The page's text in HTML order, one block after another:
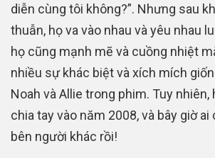
diễn cùng tôi không?”. Nhưng sau
thuẫn, họ va vào nhau và yêu nhau
họ cũng mạnh mẽ và cuồng nhiệt
nhiều sự khác biệt và xích mích
Noah và Allie trong phim. Tuy
chia tay vào năm 2008, và bây giờ
bên người khác rồi!